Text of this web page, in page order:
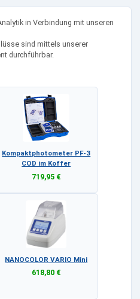
in Verbindung mit unseren
sind mittels unserer
durchführbar.
Kompaktphotometer PF-3
COD im Koffer
719,95 €
NANOCOLOR VARIO Mini
618,80 €